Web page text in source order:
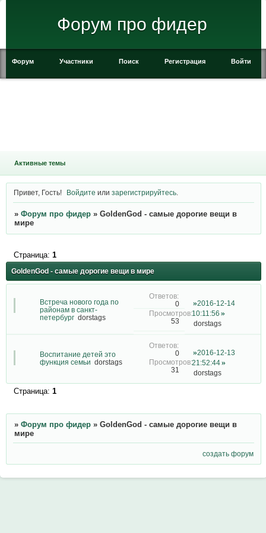
Форум про фидер
Форум Участники Поиск Регистрация Войти
Активные темы
Привет, Гость! Войдите илизарегистрируйтесь
» Форум про фидер » GoldenGod - самые дорогие вещи в
мире
GoldenGod - самые дорогие вещи в мире
Страница: 1
Встреча нового года по
районам в санкт-
петербург dorstags
0
53
2016-12-14
10:11:56
dorstags
Воспитание детей это
функция семьи dorstags
0
31
2016-12-13
21:52:44
dorstags
Страница: 1
» Форум про фидер » GoldenGod - самые дорогие вещи в
мире
создать форум